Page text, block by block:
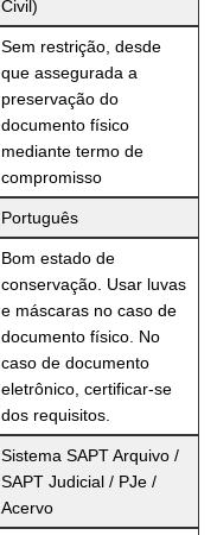
Civil)
Sem restrição, desde
que assegurada a
preservação do
documento físico
mediante termo de
compromisso
Português
Bom estado de
conservação. Usar luvas
e máscaras no caso de
documento físico. No
caso de documento
eletrônico, certificar-se
dos requisitos.
Sistema SAPT Arquivo /
SAPT Judicial / PJe /
Acervo